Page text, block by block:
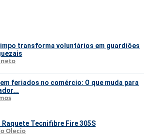
transforma voluntários em guardiões
feriados no comércio: O que muda para
Raquete Tecnifibre Fire 305S
Olecio